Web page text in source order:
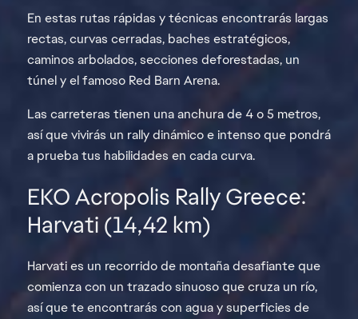
En estas rutas rápidas y técnicas encontrarás largas
rectas, curvas cerradas, baches estratégicos,
caminos arbolados, secciones deforestadas, un
túnel y el famoso Red Barn Arena.
Las carreteras tienen una anchura de 4 o 5 metros,
así que vivirás un rally dinámico e intenso que pondrá
a prueba tus habilidades en cada curva.
EKO Acropolis Rally Greece:
Harvati (14,42 km)
Harvati es un recorrido de montaña desafiante que
comienza con un trazado sinuoso que cruza un río,
así que te encontrarás con agua y superficies de